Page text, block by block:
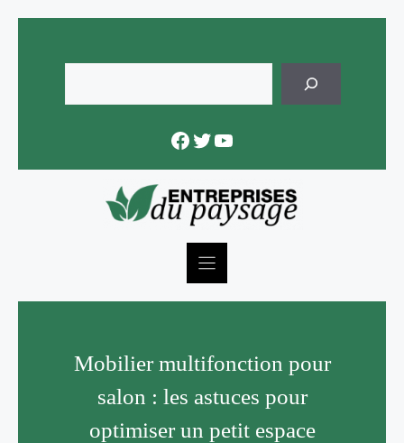
content
Facebook
Twitter
YouTube
Mobilier multifonction pour
salon : les astuces pour
optimiser un petit espace